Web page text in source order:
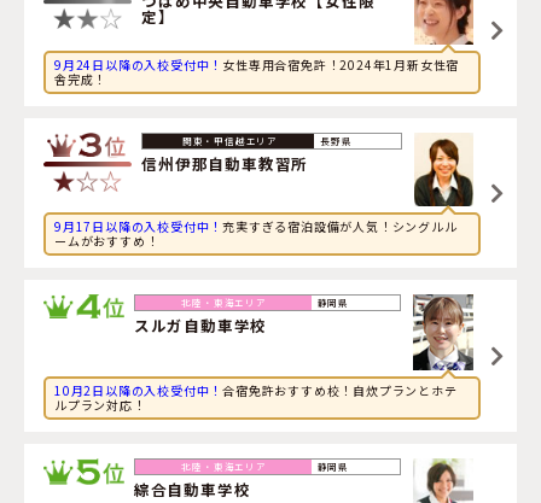
旅行に興味のある大学生が栃木県・
那須自動車学校に申し
込みました。
2026年8月8日
定】
9月24日以降の入校受付中！ 女性専用合宿免許！2024年1月新女性宿
舎完成！
長野県
信州伊那自動車教習所
9月17日以降の入校受付中！充実すぎる宿泊設備が人気！シングルル
ームがおすすめ！
静岡県
スルガ自動車学校
10月2日以降の入校受付中！合宿免許おすすめ校！自炊プランとホテ
ルプラン対応！
静岡県
綜合自動車学校